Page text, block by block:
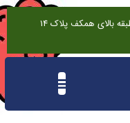
ستارخان فلکه اول صادقیه مرکز خرید پردیس طبقه بالای همکف پلاک 14